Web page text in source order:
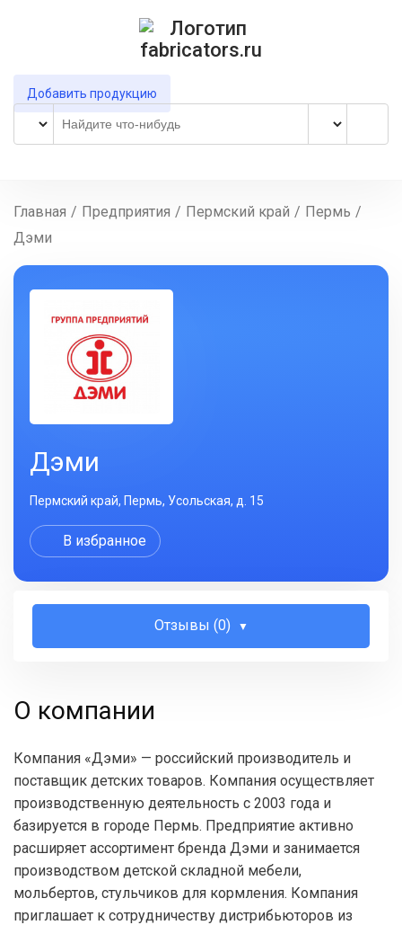
Добавить продукцию
Главная / Предприятия / Пермский край / Пермь /
Дэми
Дэми
Пермский край, Пермь, Усольская, д. 15
В избранное
Отзывы (0)
О компании
Компания «Дэми» — российский производитель и
поставщик детских товаров. Компания осуществляет
производственную деятельность с 2003 года и
базируется в городе Пермь. Предприятие активно
расширяет ассортимент бренда Дэми и занимается
производством детской складной мебели,
мольбертов, стульчиков для кормления. Компания
приглашает к сотрудничеству дистрибьюторов из